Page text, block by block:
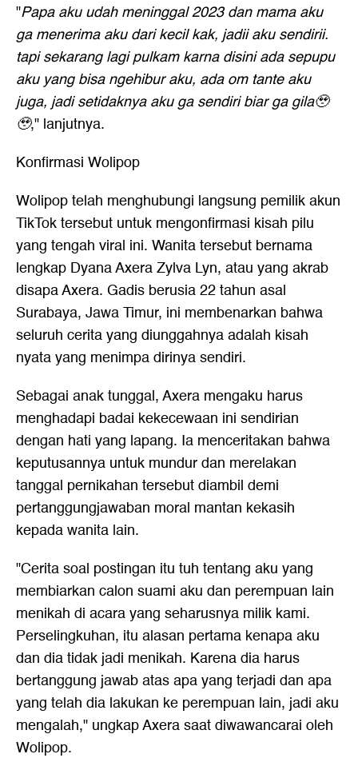
"Papa aku udah meninggal 2023 dan mama aku
ga menerima aku dari kecil kak, jadii aku sendirii.
tapi sekarang lagi pulkam karna disini ada sepupu
aku yang bisa ngehibur aku, ada om tante aku
juga, jadi setidaknya aku ga sendiri biar ga gila🥹
🥹," lanjutnya.
Konfirmasi Wolipop
Wolipop telah menghubungi langsung pemilik akun
TikTok tersebut untuk mengonfirmasi kisah pilu
yang tengah viral ini. Wanita tersebut bernama
lengkap Dyana Axera Zylva Lyn, atau yang akrab
disapa Axera. Gadis berusia 22 tahun asal
Surabaya, Jawa Timur, ini membenarkan bahwa
seluruh cerita yang diunggahnya adalah kisah
nyata yang menimpa dirinya sendiri.
Sebagai anak tunggal, Axera mengaku harus
menghadapi badai kekecewaan ini sendirian
dengan hati yang lapang. Ia menceritakan bahwa
keputusannya untuk mundur dan merelakan
tanggal pernikahan tersebut diambil demi
pertanggungjawaban moral mantan kekasih
kepada wanita lain.
"Cerita soal postingan itu tuh tentang aku yang
membiarkan calon suami aku dan perempuan lain
menikah di acara yang seharusnya milik kami.
Perselingkuhan, itu alasan pertama kenapa aku
dan dia tidak jadi menikah. Karena dia harus
bertanggung jawab atas apa yang terjadi dan apa
yang telah dia lakukan ke perempuan lain, jadi aku
mengalah," ungkap Axera saat diwawancarai oleh
Wolipop.